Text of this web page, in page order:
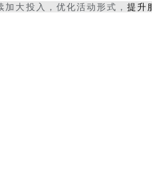
加大投入，优化活动形式，提升